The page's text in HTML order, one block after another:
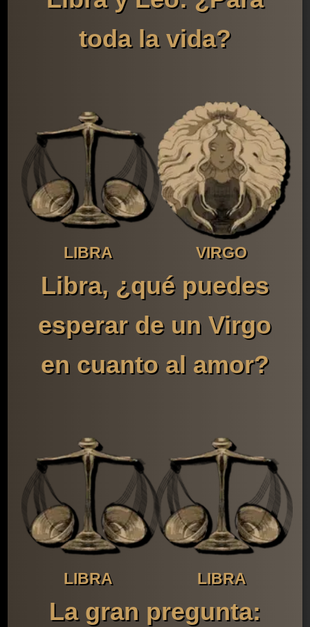
toda la vida?
LIBRA VIRGO
Libra, ¿qué puedes
esperar de un Virgo
en cuanto al amor?
LIBRA LIBRA
La gran pregunta: